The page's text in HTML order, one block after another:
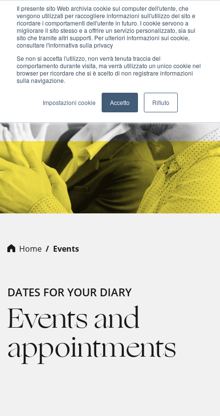
Il presente sito Web archivia cookie sul computer dell'utente, che
vengono utilizzati per raccogliere informazioni sull'utilizzo del sito e
ricordare i comportamenti dell'utente in futuro. I cookie servono a
migliorare il sito stesso e a offrire un servizio personalizzato, sia sul
sito che tramite altri supporti. Per ulteriori informazioni sui cookie,
consultare l'informativa sulla privacy
Se non si accetta l'utilizzo, non verrà tenuta traccia del
comportamento durante visita, ma verrà utilizzato un unico cookie nel
browser per ricordare che si è scelto di non registrare informazioni
sulla navigazione.
Impostazioni cookie Accetto Rifiuto
MENU
Home Events
DATES FOR YOUR DIARY
Events and
appointments